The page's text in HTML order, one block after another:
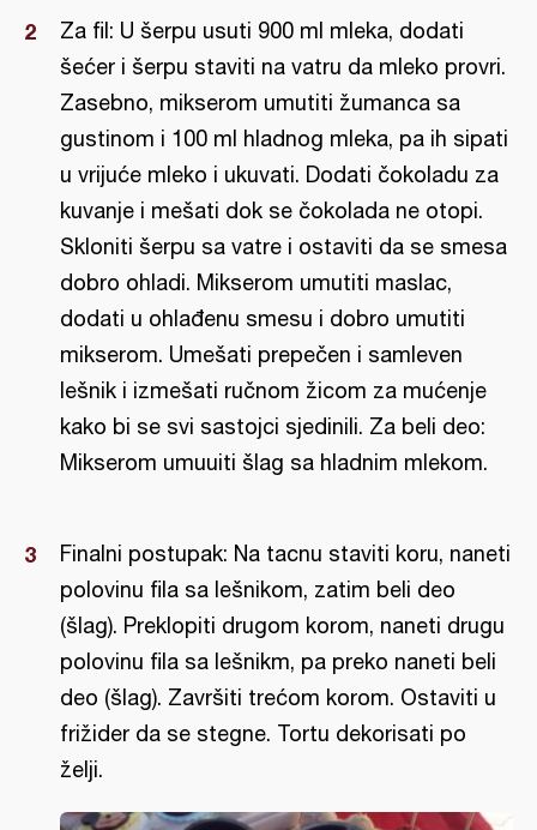
Za fil: U šerpu usuti 900 ml mleka, dodati
šećer i šerpu staviti na vatru da mleko provri.
Zasebno, mikserom umutiti žumanca sa
gustinom i 100 ml hladnog mleka, pa ih sipati
u vrijuće mleko i ukuvati. Dodati čokoladu za
kuvanje i mešati dok se čokolada ne otopi.
Skloniti šerpu sa vatre i ostaviti da se smesa
dobro ohladi. Mikserom umutiti maslac,
dodati u ohlađenu smesu i dobro umutiti
mikserom. Umešati prepečen i samleven
lešnik i izmešati ručnom žicom za mućenje
kako bi se svi sastojci sjedinili. Za beli deo:
Mikserom umuuiti šlag sa hladnim mlekom.
Finalni postupak: Na tacnu staviti koru, naneti
polovinu fila sa lešnikom, zatim beli deo
(šlag). Preklopiti drugom korom, naneti drugu
polovinu fila sa lešnikm, pa preko naneti beli
deo (šlag). Završiti trećom korom. Ostaviti u
frižider da se stegne. Tortu dekorisati po
želji.